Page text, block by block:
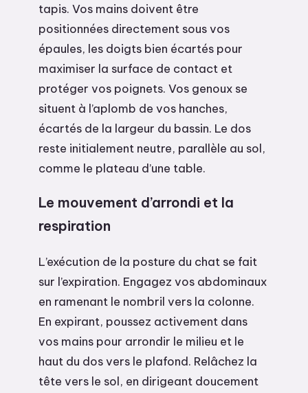
tapis. Vos mains doivent être
positionnées directement sous vos
épaules, les doigts bien écartés pour
maximiser la surface de contact et
protéger vos poignets. Vos genoux se
situent à l’aplomb de vos hanches,
écartés de la largeur du bassin. Le dos
reste initialement neutre, parallèle au sol,
comme le plateau d’une table.
Le mouvement d’arrondi et la
respiration
L’exécution de la posture du chat se fait
sur l’expiration. Engagez vos abdominaux
en ramenant le nombril vers la colonne.
En expirant, poussez activement dans
vos mains pour arrondir le milieu et le
haut du dos vers le plafond. Relâchez la
tête vers le sol, en dirigeant doucement